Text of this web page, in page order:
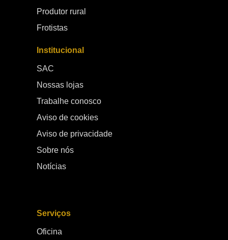
Produtor rural
Frotistas
Institucional
SAC
Nossas lojas
Trabalhe conosco
Aviso de cookies
Aviso de privacidade
Sobre nós
Notícias
Serviços
Oficina